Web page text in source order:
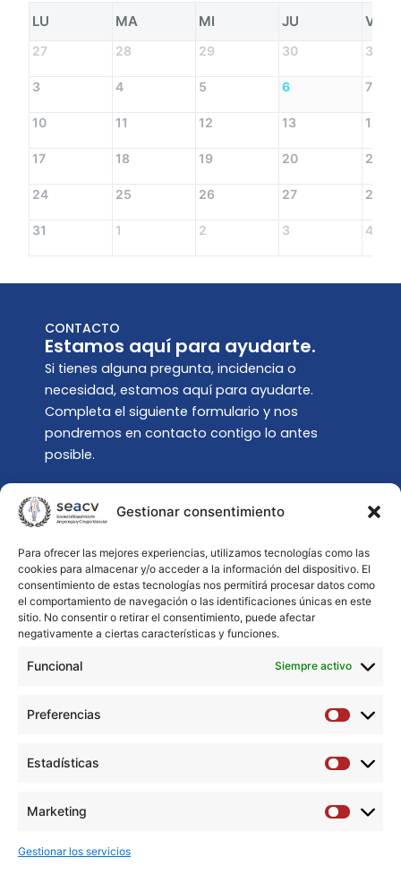
Gestionar consentimiento
Para ofrecer las mejores experiencias, utilizamos tecnologías como las
cookies para almacenar y/o acceder a la información del dispositivo. El
consentimiento de estas tecnologías nos permitirá procesar datos como
el comportamiento de navegación o las identificaciones únicas en este
sitio. No consentir o retirar el consentimiento, puede afectar
negativamente a ciertas características y funciones.
Funcional Siempre activo
Preferencias
Estadísticas
Marketing
Gestionar los servicios
LU MA MI JU VI
27 28 29 30 31
3 4 5 6 7
10 11 12 13 14
17 18 19 20 21
24 25 26 27 28
31 1 2 3 4
CONTACTO
Estamos aquí para ayudarte.
Si tienes alguna pregunta, incidencia o
necesidad, estamos aquí para ayudarte.
Completa el siguiente formulario y nos
pondremos en contacto contigo lo antes
posible.
*
Nombre
Apellidos
Email
*